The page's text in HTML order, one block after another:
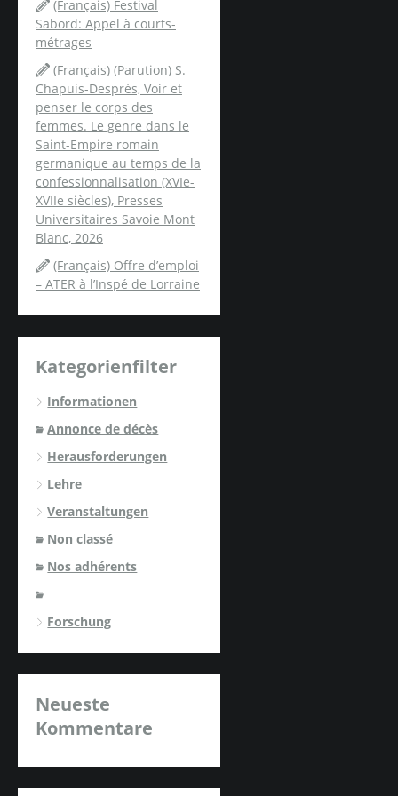
(Français) Festival
Sabord: Appel à courts-
métrages
(Français) (Parution) S.
Chapuis-Després, Voir et
penser le corps des
femmes. Le genre dans le
Saint-Empire romain
germanique au temps de la
confessionnalisation (XVIe-
XVIIe siècles), Presses
Universitaires Savoie Mont
Blanc, 2026
(Français) Offre d’emploi
– ATER à l’Inspé de Lorraine
Kategorienfilter
Informationen
Annonce de décès
Herausforderungen
Lehre
Veranstaltungen
Non classé
Nos adhérents
Forschung
Neueste
Kommentare